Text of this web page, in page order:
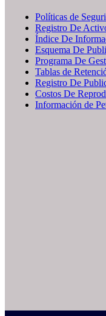
Políticas de
Registro De
Índice De
Esquema De
Programa De
Tablas de
Registro De
Costos De
Información de